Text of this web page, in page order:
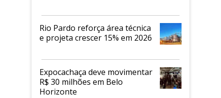
Rio Pardo reforça área técnica
e projeta crescer 15% em 2026
Expocachaça deve movimentar
R$ 30 milhões em Belo
Horizonte